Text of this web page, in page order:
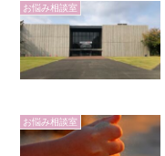
お悩み相談室
お悩み相談室